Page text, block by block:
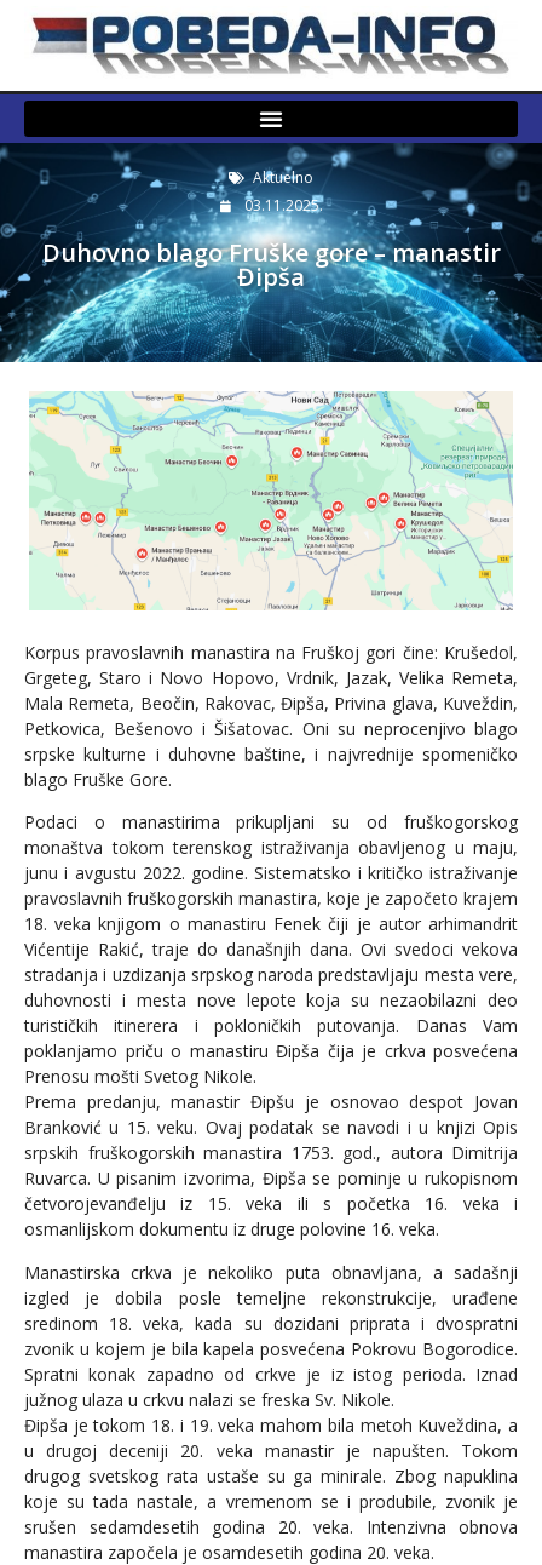
Aktuelno
03.11.2025.
Duhovno blago Fruške gore – manastir
Đipša
Korpus pravoslavnih manastira na Fruškoj gori čine: Krušedol,
Grgeteg, Staro i Novo Hopovo, Vrdnik, Jazak, Velika Remeta,
Mala Remeta, Beočin, Rakovac, Đipša, Privina glava, Kuveždin,
Petkovica, Bešenovo i Šišatovac. Oni su neprocenjivo blago
srpske kulturne i duhovne baštine, i najvrednije spomeničko
blago Fruške Gore.
Podaci o manastirima prikupljani su od fruškogorskog
monaštva tokom terenskog istraživanja obavljenog u maju,
junu i avgustu 2022. godine. Sistematsko i kritičko istraživanje
pravoslavnih fruškogorskih manastira, koje je započeto krajem
18. veka knjigom o manastiru Fenek čiji je autor arhimandrit
Vićentije Rakić, traje do današnjih dana. Ovi svedoci vekova
stradanja i uzdizanja srpskog naroda predstavljaju mesta vere,
duhovnosti i mesta nove lepote koja su nezaobilazni deo
turističkih itinerera i pokloničkih putovanja. Danas Vam
poklanjamo priču o manastiru Đipša čija je crkva posvećena
Prenosu mošti Svetog Nikole.
Prema predanju, manastir Đipšu je osnovao despot Jovan
Branković u 15. veku. Ovaj podatak se navodi i u knjizi Opis
srpskih fruškogorskih manastira 1753. god., autora Dimitrija
Ruvarca. U pisanim izvorima, Đipša se pominje u rukopisnom
četvorojevanđelju iz 15. veka ili s početka 16. veka i
osmanlijskom dokumentu iz druge polovine 16. veka.
Manastirska crkva je nekoliko puta obnavljana, a sadašnji
izgled je dobila posle temeljne rekonstrukcije, urađene
sredinom 18. veka, kada su dozidani priprata i dvospratni
zvonik u kojem je bila kapela posvećena Pokrovu Bogorodice.
Spratni konak zapadno od crkve je iz istog perioda. Iznad
južnog ulaza u crkvu nalazi se freska Sv. Nikole.
Đipša je tokom 18. i 19. veka mahom bila metoh Kuveždina, a
u drugoj deceniji 20. veka manastir je napušten. Tokom
drugog svetskog rata ustaše su ga minirale. Zbog napuklina
koje su tada nastale, a vremenom se i produbile, zvonik je
srušen sedamdesetih godina 20. veka. Intenzivna obnova
manastira započela je osamdesetih godina 20. veka.